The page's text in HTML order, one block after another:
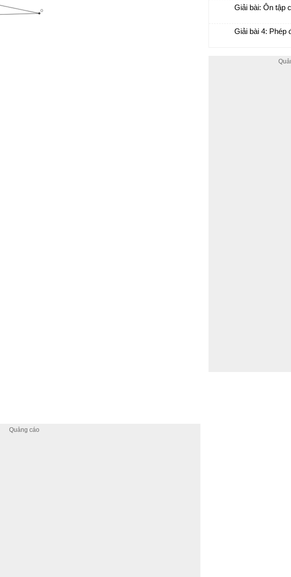
Giải bài: Ôn tập
Giải bài 4: Phép